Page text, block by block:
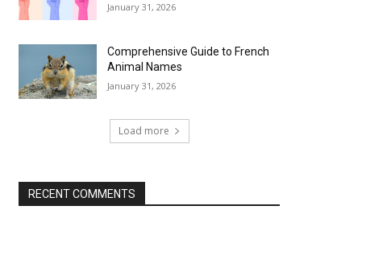
January 31, 2026
Comprehensive Guide to French
Animal Names
January 31, 2026
Load more
RECENT COMMENTS